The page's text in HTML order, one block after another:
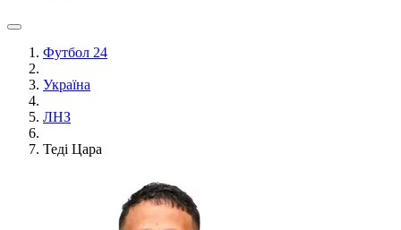
Футбол 24
Україна
ЛНЗ
Теді Цара